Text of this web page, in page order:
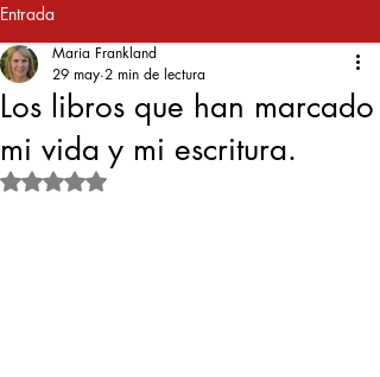
Entrada
Los libros que han marcado
mi vida y mi escritura.
Maria Frankland
29 may 2 min de lectura
Obtuvo NaN de 5 estrellas.